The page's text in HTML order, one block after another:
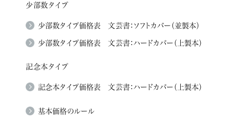
少部数タイプ
少部数タイプ価格表 文芸書：ソフトカバー（並製本）
少部数タイプ価格表 文芸書：ハードカバー（上製本）
記念本タイプ
記念本タイプ価格表 文芸書：ハードカバー（上製本）
基本価格のルール